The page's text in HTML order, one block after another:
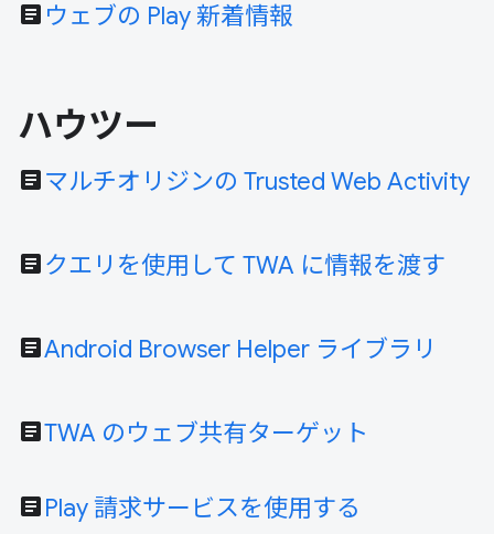
article ウェブの Play 新着情報
ハウツー
article マルチオリジンの Trusted Web Activity
article クエリを使用して TWA に情報を渡す
articleAndroid Browser Helper ライブラリ
articleTWA のウェブ共有ターゲット
article Play 請求サービスを使用する